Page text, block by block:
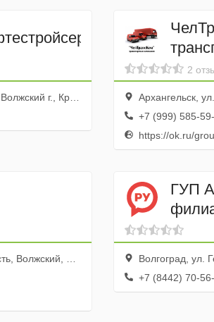
пос.
2
Архангельск,
+7 (999) 585-59-
https://ok.ru/
Александрова, 83А
ГУП
Волгоград, ул.
+7 (8442) 70-56-